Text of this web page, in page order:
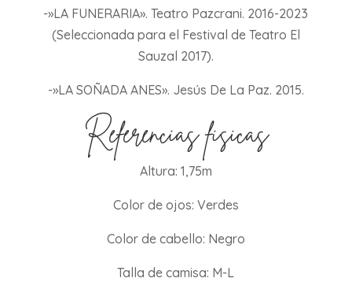
-»LA FUNERARIA». Teatro Pazcrani. 2016-2023
(Seleccionada para el Festival de Teatro El
Sauzal 2017).
-»LA SOÑADA ANES». Jesús De La Paz. 2015.
Referencias físicas
Altura: 1,75m
Color de ojos: Verdes
Color de cabello: Negro
Talla de camisa: M-L